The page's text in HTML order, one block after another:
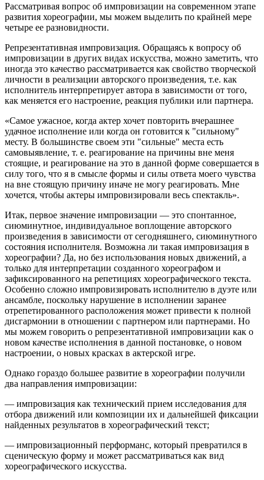
Рассматривая вопрос об импровизации на современном этапе
развития хореографии, мы можем выделить по крайней мере
четыре ее разновидности.
Репрезентативная импровизация. Обращаясь к вопросу об
импровизации в других видах искусства, можно заметить, что
иногда это качество рассматривается как свойство творческой
личности в реализации авторского произведения, т.е. как
исполнитель интерпретирует автора в зависимости от того,
как меняется его настроение, реакция публики или партнера.
«Самое ужасное, когда актер хочет повторить вчерашнее
удачное исполнение или когда он готовится к "сильному"
месту. В большинстве своем эти "сильные" места есть
самовыявление, т. е. реагирование на причины вне меня
стоящие, и реагирование на это в данной форме совершается в
силу того, что я в смысле формы и силы ответа моего чувства
на вне стоящую причину иначе не могу реагировать. Мне
хочется, чтобы актеры импровизировали весь спектакль».
Итак, первое значение импровизации — это спонтанное,
сиюминутное, индивидуальное воплощение авторского
произведения в зависимости от сегодняшнего, сиюминутного
состояния исполнителя. Возможна ли такая импровизация в
хореографии? Да, но без использования новых движений, а
только для интерпретации созданного хореографом и
зафиксированного на репетициях хореографического текста.
Особенно сложно импровизировать исполнителю в дуэте или
ансамбле, поскольку нарушение в исполнении заранее
отрепетированного расположения может привести к полной
дисгармонии в отношении с партнером или партнерами. Но
мы можем говорить о репрезентативной импровизации как о
новом качестве исполнения в данной постановке, о новом
настроении, о новых красках в актерской игре.
Однако гораздо большее развитие в хореографии получили
два направления импровизации:
— импровизация как технический прием исследования для
отбора движений или композиции их и дальнейшей фиксации
найденных результатов в хореографический текст;
— импровизационный перформанс, который превратился в
сценическую форму и может рассматриваться как вид
хореографического искусства.